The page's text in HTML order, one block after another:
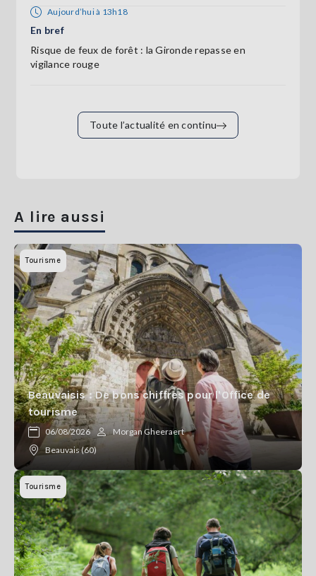
Aujourd’hui à 13h18
En bref
Risque de feux de forêt : la Gironde repasse en
vigilance rouge
Toute l’actualité en continu
A lire aussi
Tourisme
Beauvaisis : De bons chiffres pour l'Office de
tourisme
06/08/2026
Morgan Gheeraert
Beauvais (60)
Tourisme